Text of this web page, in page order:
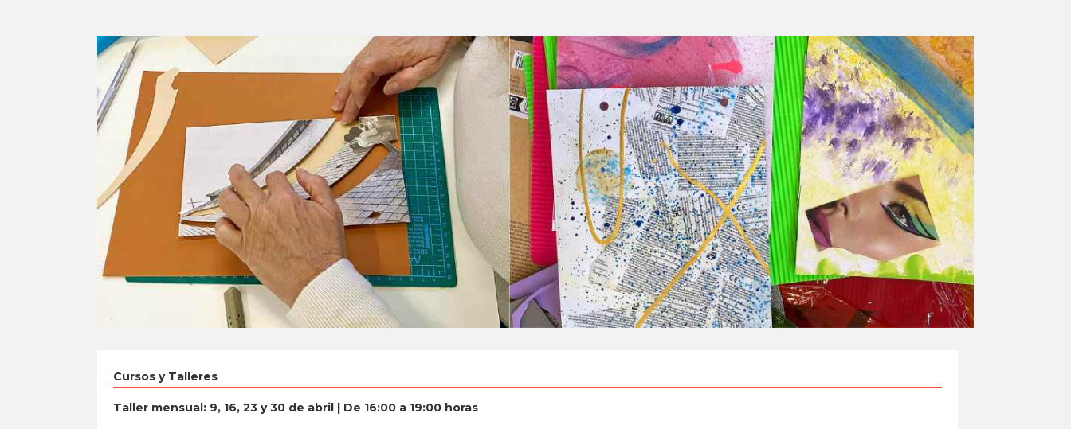
Cursos y Talleres
Taller mensual: 9, 16, 23 y 30 de abril | De 16:00 a 19:00 horas